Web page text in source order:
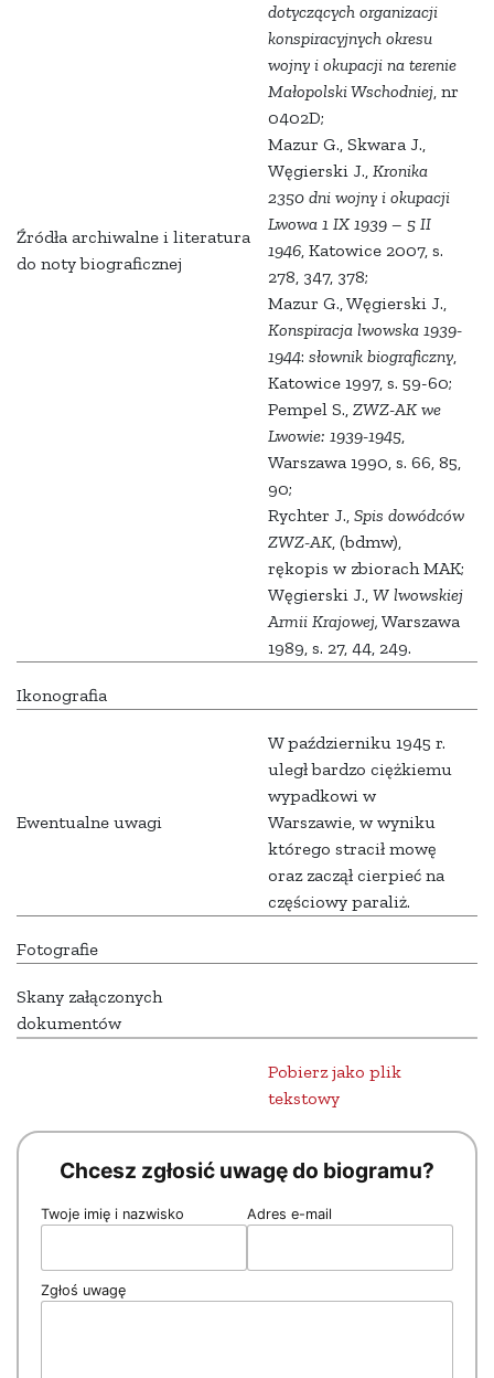
Źródła archiwalne i literatura
do noty biograficznej
dotyczących organizacji
konspiracyjnych okresu
wojny i okupacji na terenie
Małopolski Wschodniej, nr
0402D;
Mazur G., Skwara J.,
Węgierski J., Kronika
2350 dni wojny i okupacji
Lwowa 1 IX 1939 – 5 II
1946, Katowice 2007, s.
278, 347, 378;
Mazur G., Węgierski J.,
Konspiracja lwowska 1939-
1944: słownik biograficzny,
Katowice 1997, s. 59-60;
Pempel S., ZWZ-AK we
Lwowie: 1939-1945,
Warszawa 1990, s. 66, 85,
90;
Rychter J., Spis dowódców
ZWZ-AK, (bdmw),
rękopis w zbiorach MAK;
Węgierski J., W lwowskiej
Armii Krajowej, Warszawa
1989, s. 27, 44, 249.
Ikonografia
Ewentualne uwagi
W październiku 1945 r.
uległ bardzo ciężkiemu
wypadkowi w
Warszawie, w wyniku
którego stracił mowę
oraz zaczął cierpieć na
częściowy paraliż.
Fotografie
Skany załączonych
dokumentów
Pobierz jako plik
tekstowy
Chcesz zgłosić uwagę do biogramu?
Twoje imię i nazwisko Adres e-mail
Zgłoś uwagę